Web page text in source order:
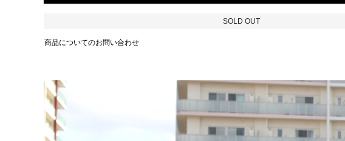
SOLD OUT
商品についてのお問い合わせ